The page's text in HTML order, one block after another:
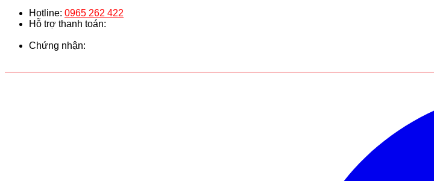
Hotline: 0965 262 422
Hỗ trợ thanh toán:
Chứng nhận: